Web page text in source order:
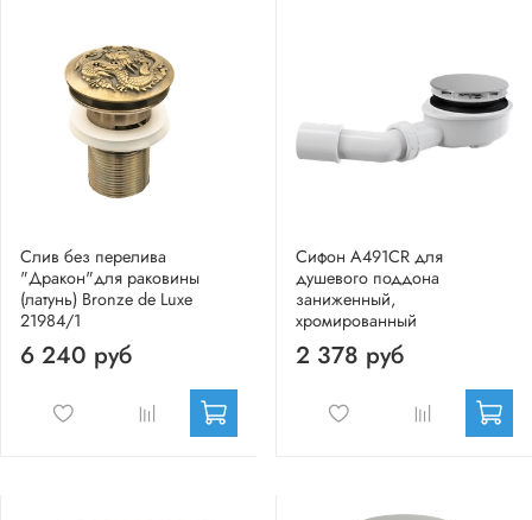
Слив без перелива
"Дракон"для раковины
(латунь) Bronze de Luxe
21984/1
6 240 руб
Сифон A491CR для
душевого поддона
заниженный,
хромированный
2 378 руб